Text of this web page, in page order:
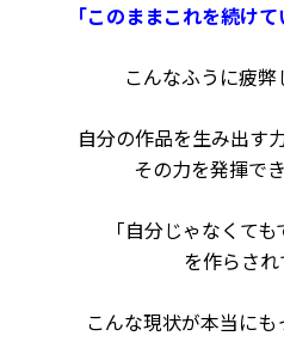
「このままこれを続け
こんなふうに疲弊
自分の作品を生み出す
その力を発揮で
「自分じゃなくて
を作らさ
こんな現状が本当にも